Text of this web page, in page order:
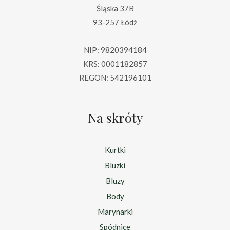
Śląska 37B
93-257 Łódź
NIP: 9820394184
KRS: 0001182857
REGON: 542196101
Na skróty
Kurtki
Bluzki
Bluzy
Body
Marynarki
Spódnice